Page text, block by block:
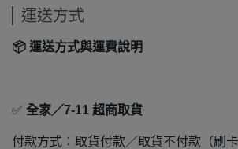
運送方式
📦 運送方式與運費說明
✅ 全家／7-11 超商取貨
付款方式：取貨付款／取貨不付款（刷卡